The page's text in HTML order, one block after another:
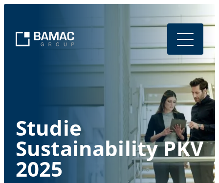
Studie
Sustainability PKV
2025